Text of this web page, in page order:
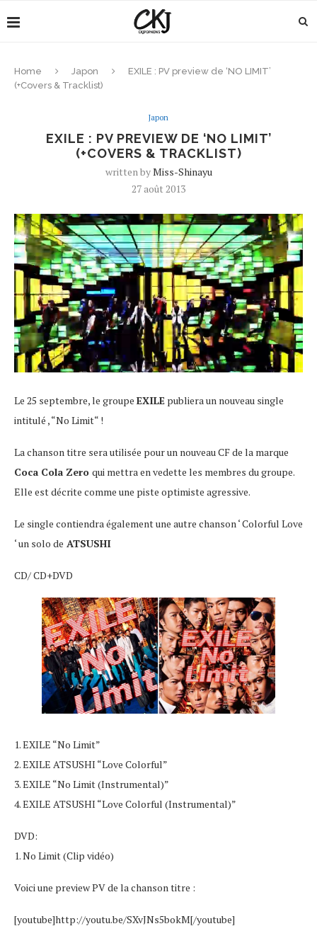
Home Japon
EXILE : PV preview de ‘NO LIMIT’
(+Covers & Tracklist)
Japon
EXILE : PV PREVIEW DE ‘NO LIMIT’
(+COVERS & TRACKLIST)
written byMiss-Shinayu
27 août 2013
Le 25 septembre, le groupe EXILE publiera un nouveau single
intitulé , “No Limit“ !
La chanson titre sera utilisée pour un nouveau CF de la marque
Coca Cola Zero qui mettra en vedette les membres du groupe.
Elle est décrite comme une piste optimiste agressive.
Le single contiendra également une autre chanson ‘ Colorful Love
‘ un solo de ATSUSHI
CD/ CD+DVD
1. EXILE “No Limit”
2. EXILE ATSUSHI “Love Colorful”
3. EXILE “No Limit (Instrumental)”
4. EXILE ATSUSHI “Love Colorful (Instrumental)”
DVD:
1. No Limit (Clip vidéo)
Voici une preview PV de la chanson titre :
[youtube]http://youtu.be/SXvJNs5bokM[/youtube]